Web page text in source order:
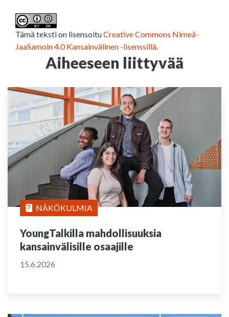
Tämä teksti on lisensoituCreative Commons Nimeä-
JaaSamoin 4.0 Kansainvälinen -lisenssillä
Aiheeseen liittyvää
NÄKÖKULMIA
YoungTalkilla mahdollisuuksia
kansainvälisille osaajille
15.6.2026